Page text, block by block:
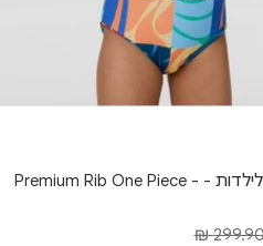
בגד ים שלם לילדות - Premium Rib One Piece -
רגיל299.90